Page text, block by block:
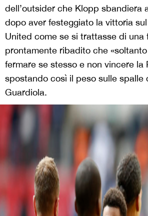
dell’outsider che Klopp sbandiera
dopo aver festeggiato la vittoria
United come se si trattasse di una
prontamente ribadito che
fermare se stesso e non vincere la
spostando così il peso sulle spalle
Guardiola.